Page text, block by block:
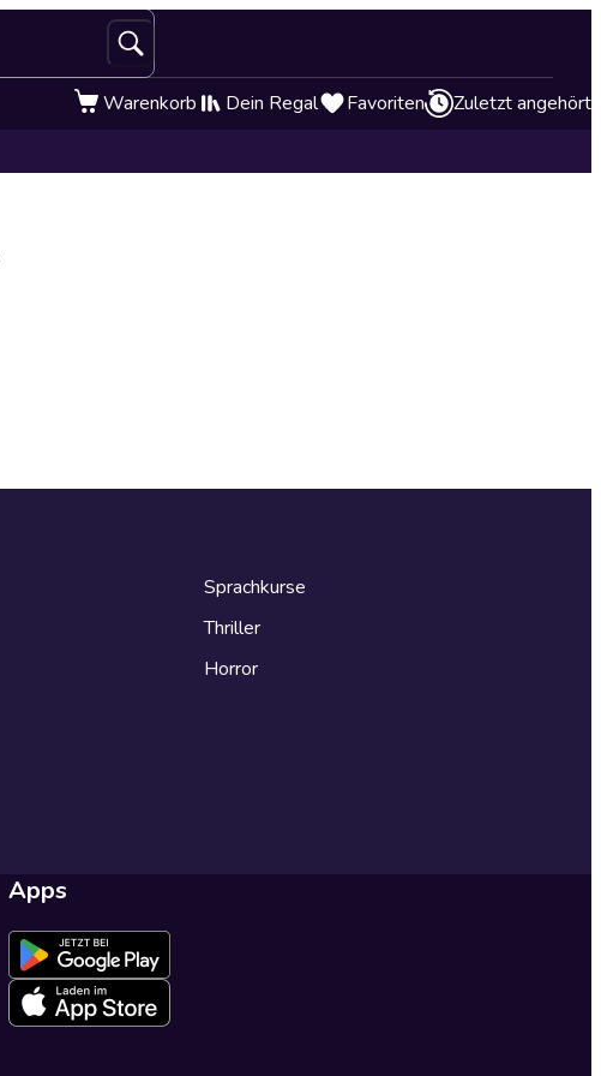
Warenkorb Dein Regal Favoriten Zuletzt angehört
Sprachkurse
Thriller
Horror
Apps